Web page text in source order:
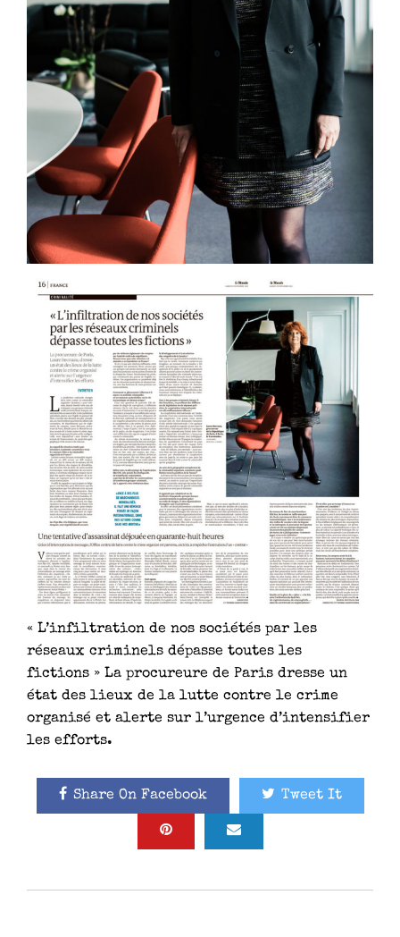
« L’infiltration de nos sociétés par les
réseaux criminels dépasse toutes les
fictions » La procureure de Paris dresse un
état des lieux de la lutte contre le crime
organisé et alerte sur l’urgence d’intensifier
les efforts.
Share On Facebook Tweet It